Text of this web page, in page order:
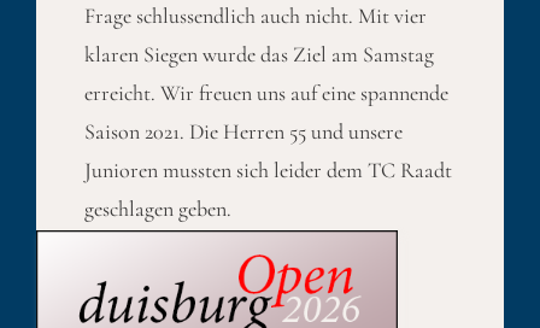
Frage schlussendlich auch nicht. Mit vier
klaren Siegen wurde das Ziel am Samstag
erreicht. Wir freuen uns auf eine spannende
Saison 2021. Die Herren 55 und unsere
Junioren mussten sich leider dem TC Raadt
geschlagen geben.